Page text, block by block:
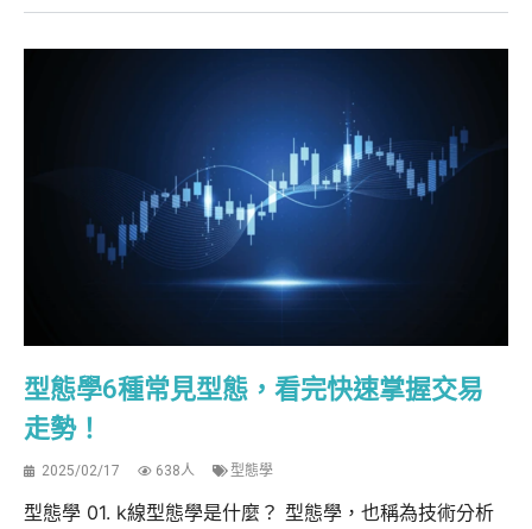
型態學6種常見型態，看完快速掌握交易
走勢！
2025/02/17 638人 型態學
型態學 01. k線型態學是什麼？ 型態學，也稱為技術分析